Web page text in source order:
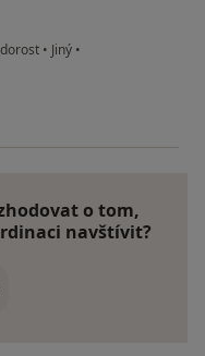
• Jiný •
o tom,
navštívit?